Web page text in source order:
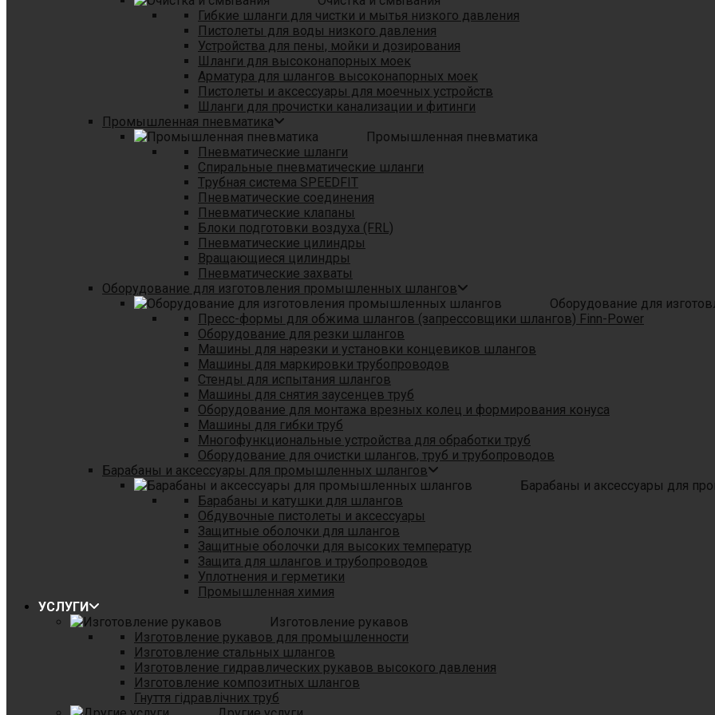
Гибкие шланги для чистки и мытья низкого давления
Пистолеты для воды низкого давления
Устройства для пены, мойки и дозирования
Шланги для высоконапорных моек
Арматура для шлангов высоконапорных моек
Пистолеты и аксессуары для моечных устройств
Шланги для прочистки канализации и фитинги
Промышленная пневматика
Промышленная пневматика
Пневматические шланги
Спиральные пневматические шланги
Tрубная система SPEEDFIT
Пневматические соединения
Пневматические клапаны
Блоки подготовки воздуха (FRL)
Пневматические цилиндры
Вращающиеся цилиндры
Пневматические захваты
Оборудование для изготовления промышленных шлангов
Оборудование для
Пресс-формы для обжима шлангов (запрессовщики шлангов) Finn-Power
Оборудование для резки шлангов
Машины для нарезки и установки концевиков шлангов
Машины для маркировки трубопроводов
Стенды для испытания шлангов
Машины для снятия заусенцев труб
Оборудование для монтажа врезных колец и формирования конуса
Машины для гибки труб
Многофункциональные устройства для обработки труб
Оборудование для очистки шлангов, труб и трубопроводов
Барабаны и аксессуары для промышленных шлангов
Барабаны и аксессуары для
Барабаны и катушки для шлангов
Обдувочные пистолеты и аксессуары
Защитные оболочки для шлангов
Защитные оболочки для высоких температур
Защита для шлангов и трубопроводов
Уплотнения и герметики
Промышленная химия
УСЛУГИ
Изготовление рукавов
Изготовление рукавов для промышленности
Изготовление стальных шлангов
Изготовление гидравлических рукавов высокого давления
Изготовление композитных шлангов
Гнуття гідравлічних труб